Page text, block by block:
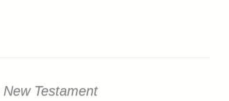
New Testament